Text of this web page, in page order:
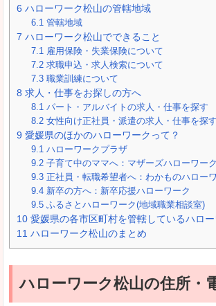
6 ハローワーク松山の管轄地域
6.1 管轄地域
7 ハローワーク松山でできること
7.1 雇用保険・失業保険について
7.2 求職申込・求人検索について
7.3 職業訓練について
8 求人・仕事をお探しの方へ
8.1 パート・アルバイトの求人・仕事を探す
8.2 女性向け正社員・派遣の求人・仕事を探す
9 愛媛県のほかのハローワークって？
9.1 ハローワークプラザ
9.2 子育て中のママへ：マザーズハローワーク
9.3 正社員・転職希望者へ：わかものハロー
9.4 新卒の方へ：新卒応援ハローワーク
9.5 ふるさとハローワーク(地域職業相談室)
10 愛媛県の各市区町村を管轄しているハロ
11 ハローワーク松山のまとめ
ハローワーク松山の住所・